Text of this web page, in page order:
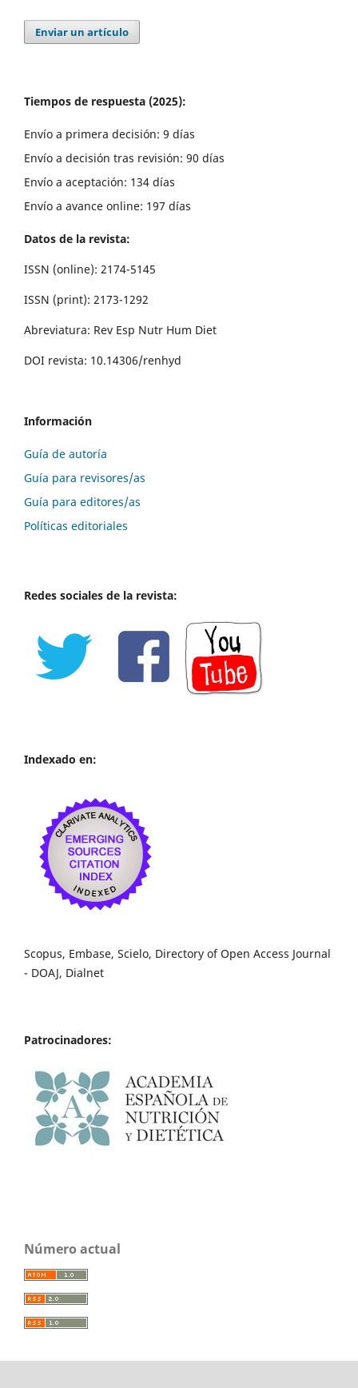
Enviar un artículo
Tiempos de respuesta (2025):
Envío a primera decisión: 9 días
Envío a decisión tras revisión: 90 días
Envío a aceptación: 134 días
Envío a avance online: 197 días
Datos de la revista:
ISSN (online): 2174-5145
ISSN (print): 2173-1292
Abreviatura: Rev Esp Nutr Hum Diet
DOI revista: 10.14306/renhyd
Información
Guía de autoría
Guía para revisores/as
Guía para editores/as
Políticas editoriales
Redes sociales de la revista:
Indexado en:
Scopus, Embase, Scielo, Directory of Open Access Journal
- DOAJ, Dialnet
Patrocinadores:
Número actual